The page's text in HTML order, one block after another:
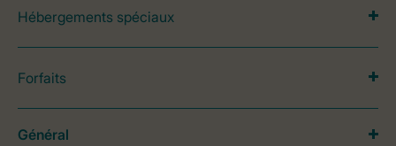
Hébergements spéciaux
Forfaits
Général